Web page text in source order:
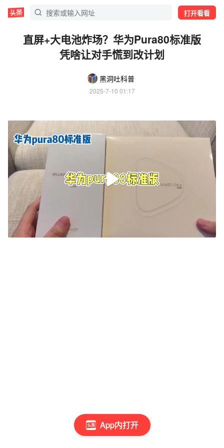
打开看看
App内打开
直屏+大电池炸场？华为Pura80标准版
凭啥让对手慌到改计划
黑洞吐科普
2025-7-10 01:17